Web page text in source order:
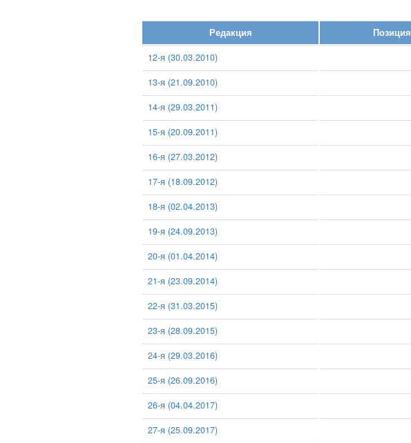
Редакция Позиция
12-я (30.03.2010)
13-я (21.09.2010)
14-я (29.03.2011)
15-я (20.09.2011)
16-я (27.03.2012)
17-я (18.09.2012)
18-я (02.04.2013)
19-я (24.09.2013)
20-я (01.04.2014)
21-я (23.09.2014)
22-я (31.03.2015)
23-я (28.09.2015)
24-я (29.03.2016)
25-я (26.09.2016)
26-я (04.04.2017)
27-я (25.09.2017)